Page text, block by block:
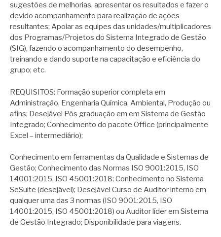
sugestões de melhorias, apresentar os resultados e fazer o
devido acompanhamento para realização de ações
resultantes; Apoiar as equipes das unidades/multiplicadores
dos Programas/Projetos do Sistema Integrado de Gestão
(SIG), fazendo o acompanhamento do desempenho,
treinando e dando suporte na capacitação e eficiência do
grupo; etc.
REQUISITOS: Formação superior completa em
Administração, Engenharia Química, Ambiental, Produção ou
afins; Desejável Pós graduação em em Sistema de Gestão
Integrado; Conhecimento do pacote Office (principalmente
Excel – intermediário);
Conhecimento em ferramentas da Qualidade e Sistemas de
Gestão; Conhecimento das Normas ISO 9001:2015, ISO
14001:2015, ISO 45001:2018; Conhecimento no Sistema
SeSuite (desejável); Desejável Curso de Auditor interno em
qualquer uma das 3 normas (ISO 9001:2015, ISO
14001:2015, ISO 45001:2018) ou Auditor líder em Sistema
de Gestão Integrado; Disponibilidade para viagens.